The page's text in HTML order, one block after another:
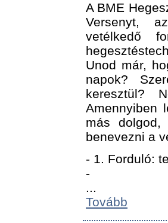
A BME
Versenyt,
vetélkedő
Unod már,
napok?
keresztül?
Amennyiben
más
benevezni a
- 1. Forduló:
-
...
Tovább